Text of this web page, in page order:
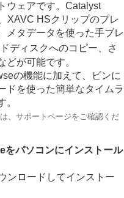
ウェアです。Catalyst
XAVC HSクリップのプレ
メタデータを使った手ブレ
ディスクへのコピー、さ
どが可能です。
の機能に加えて、ビンに
ドを使った簡単なタイムラ
。
、サポートページをご確認くだ
パソコンにインストール
ンロードしてインストー